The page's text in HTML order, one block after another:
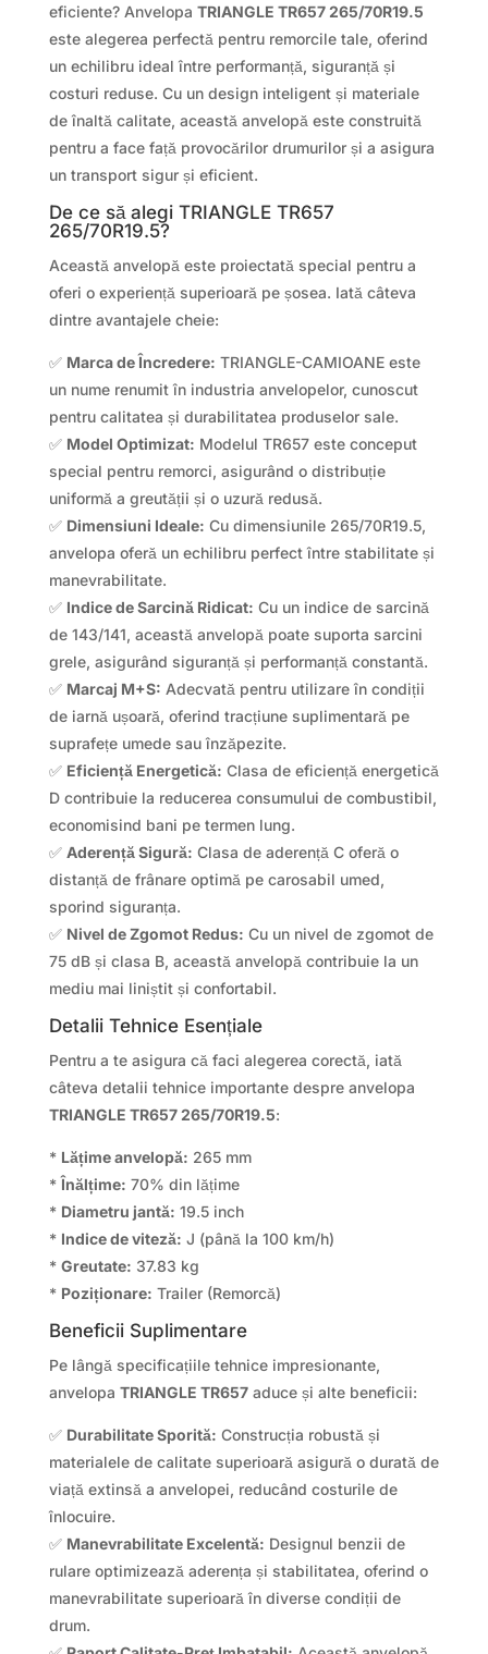
eficiente? Anvelopa TRIANGLE TR657 265/70R19.5
este alegerea perfectă pentru remorcile tale, oferind
un echilibru ideal între performanță, siguranță și
costuri reduse. Cu un design inteligent și materiale
de înaltă calitate, această anvelopă este construită
pentru a face față provocărilor drumurilor și a asigura
un transport sigur și eficient.
De ce să alegi TRIANGLE TR657
265/70R19.5?
Această anvelopă este proiectată special pentru a
oferi o experiență superioară pe șosea. Iată câteva
dintre avantajele cheie:
✅ Marca de Încredere: TRIANGLE-CAMIOANE este
un nume renumit în industria anvelopelor, cunoscut
pentru calitatea și durabilitatea produselor sale.
✅ Model Optimizat: Modelul TR657 este conceput
special pentru remorci, asigurând o distribuție
uniformă a greutății și o uzură redusă.
✅ Dimensiuni Ideale: Cu dimensiunile 265/70R19.5,
anvelopa oferă un echilibru perfect între stabilitate și
manevrabilitate.
✅ Indice de Sarcină Ridicat: Cu un indice de sarcină
de 143/141, această anvelopă poate suporta sarcini
grele, asigurând siguranță și performanță constantă.
✅ Marcaj M+S: Adecvată pentru utilizare în condiții
de iarnă ușoară, oferind tracțiune suplimentară pe
suprafețe umede sau înzăpezite.
✅ Eficiență Energetică: Clasa de eficiență energetică
D contribuie la reducerea consumului de combustibil,
economisind bani pe termen lung.
✅ Aderență Sigură: Clasa de aderență C oferă o
distanță de frânare optimă pe carosabil umed,
sporind siguranța.
✅ Nivel de Zgomot Redus: Cu un nivel de zgomot de
75 dB și clasa B, această anvelopă contribuie la un
mediu mai liniștit și confortabil.
Detalii Tehnice Esențiale
Pentru a te asigura că faci alegerea corectă, iată
câteva detalii tehnice importante despre anvelopa
TRIANGLE TR657 265/70R19.5:
* Lățime anvelopă: 265 mm
*Înălțime: 70% din lățime
* Diametru jantă: 19.5 inch
* Indice de viteză: J (până la 100 km/h)
* Greutate: 37.83 kg
* Poziționare: Trailer (Remorcă)
Beneficii Suplimentare
Pe lângă specificațiile tehnice impresionante,
anvelopa TRIANGLE TR657aduce și alte beneficii:
✅ Durabilitate Sporită: Construcția robustă și
materialele de calitate superioară asigură o durată de
viață extinsă a anvelopei, reducând costurile de
înlocuire.
✅ Manevrabilitate Excelentă: Designul benzii de
rulare optimizează aderența și stabilitatea, oferind o
manevrabilitate superioară în diverse condiții de
drum.